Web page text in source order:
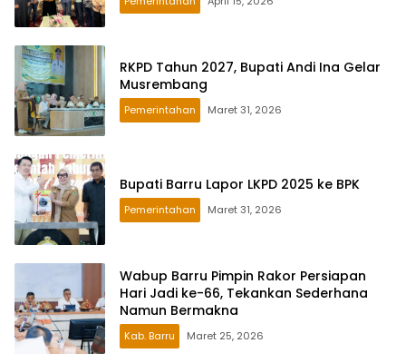
RKPD Tahun 2027, Bupati Andi Ina Gelar
Musrembang
Pemerintahan Maret 31, 2026
Bupati Barru Lapor LKPD 2025 ke BPK
Pemerintahan Maret 31, 2026
Wabup Barru Pimpin Rakor Persiapan
Hari Jadi ke-66, Tekankan Sederhana
Namun Bermakna
Kab. Barru Maret 25, 2026